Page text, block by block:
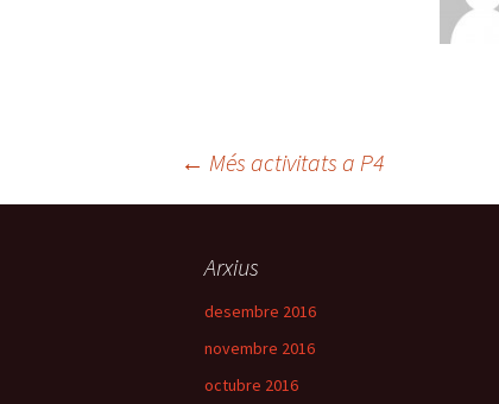
Navegació
articles
← Més activitats a P4
Arxius
desembre 2016
novembre 2016
octubre 2016